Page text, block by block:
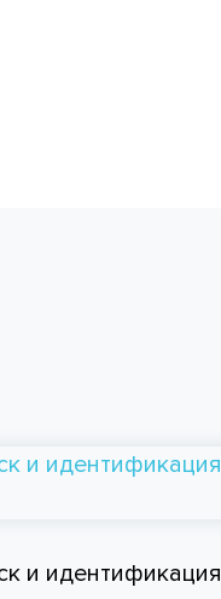
и идентификация